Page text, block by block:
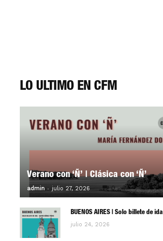
LO ÚLTIMO EN CFM
Verano con ‘Ñ’ | Clásica con ‘Ñ’
admin - julio 27, 2026 0
BUENOS AIRES | Solo billete de ida
julio 24, 2026